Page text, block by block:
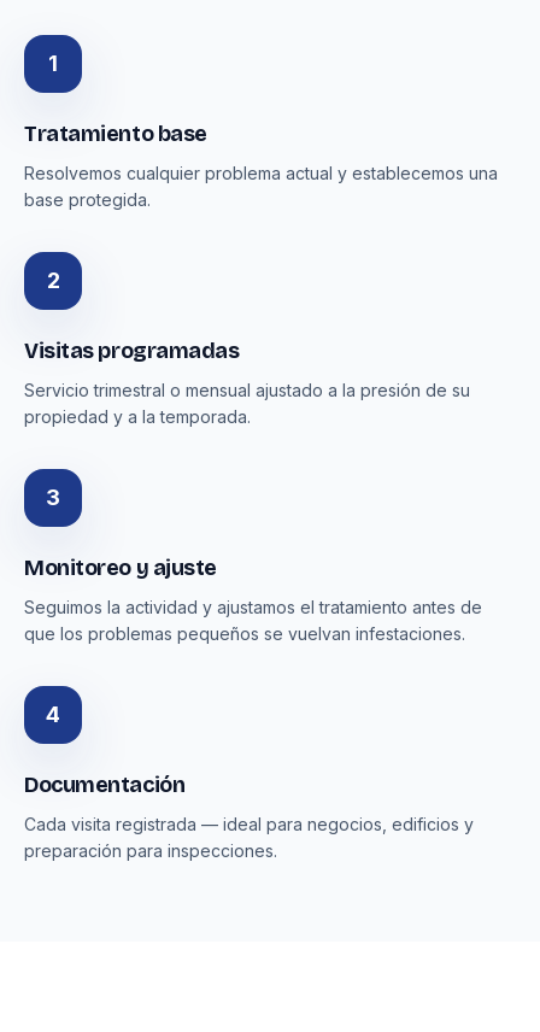
1
Tratamiento base
Resolvemos cualquier problema actual y establecemos una
base protegida.
2
Visitas programadas
Servicio trimestral o mensual ajustado a la presión de su
propiedad y a la temporada.
3
Monitoreo y ajuste
Seguimos la actividad y ajustamos el tratamiento antes de
que los problemas pequeños se vuelvan infestaciones.
4
Documentación
Cada visita registrada — ideal para negocios, edificios y
preparación para inspecciones.